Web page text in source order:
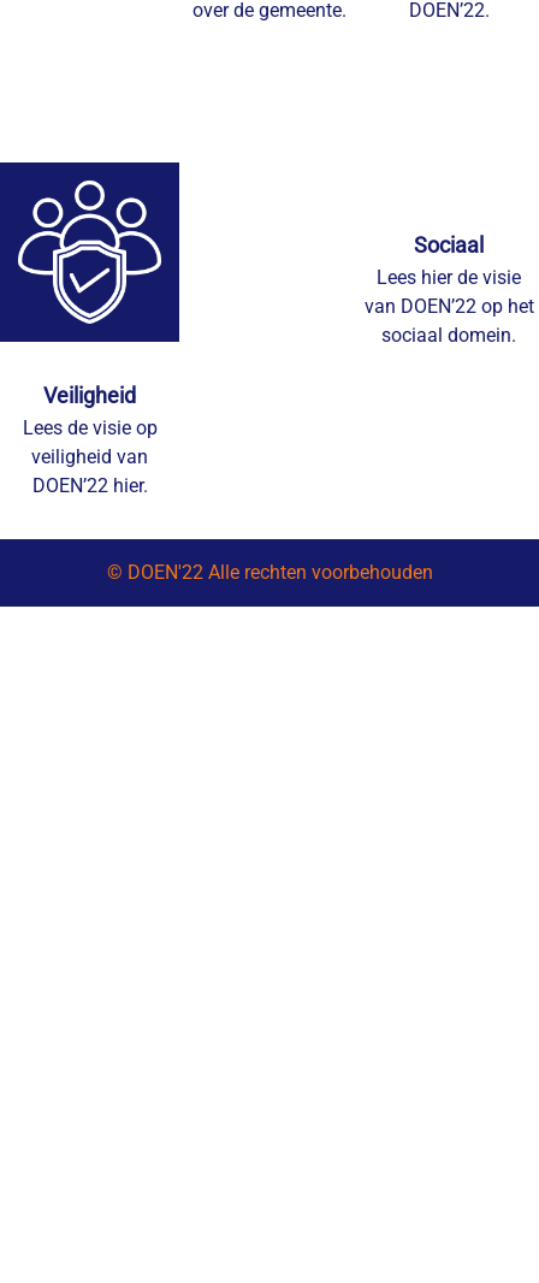
over de gemeente.
DOEN’22.
Veiligheid
Lees de visie op
veiligheid van
DOEN’22 hier.
Sociaal
Lees hier de visie
van DOEN’22 op het
sociaal domein.
© DOEN'22 Alle rechten voorbehouden